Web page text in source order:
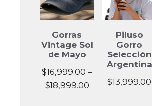
Gorras
Vintage Sol
de Mayo
$16,999.00 –
$18,999.00Price
Piluso
Gorro
Selección
Argentina
$13,999.00